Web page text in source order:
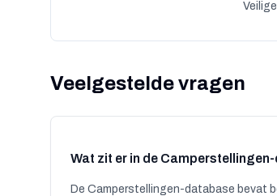
Veelgestelde vragen
Wat zit er in de
De Camperstellingen-database bevat